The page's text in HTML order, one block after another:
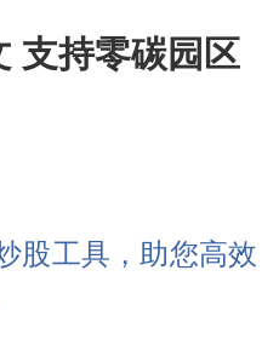
支持零碳园区
股工具，助您高效